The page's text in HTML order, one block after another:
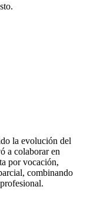
la evolución del
a colaborar en
por vocación,
combinando